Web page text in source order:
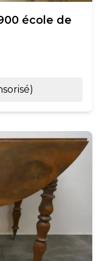
école de